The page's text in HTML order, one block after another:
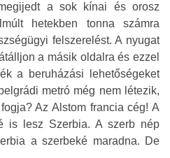
a sok kínai és orosz
hetekben tonna számra
felszerelést. A nyugat
a másik oldalra és ezzel
a beruházási lehetőségeket
metró még nem létezik,
Az Alstom francia cég! A
is lesz Szerbia. A szerb nép
a szerbeké maradna. De